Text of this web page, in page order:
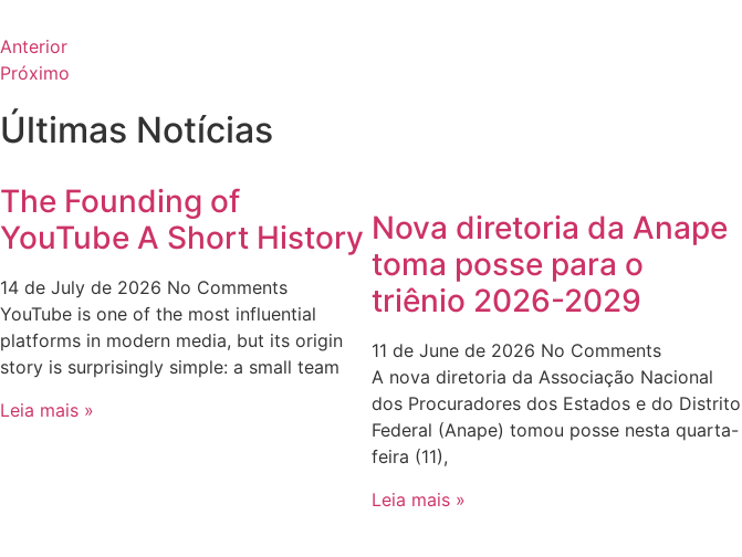
Anterior
Próximo
Últimas Notícias
The Founding of
YouTube A Short History
14 de July de 2026 No Comments
YouTube is one of the most influential
platforms in modern media, but its origin
story is surprisingly simple: a small team
Leia mais »
Nova diretoria da Anape
toma posse para o
triênio 2026-2029
11 de June de 2026 No Comments
A nova diretoria da Associação Nacional
dos Procuradores dos Estados e do Distrito
Federal (Anape) tomou posse nesta quarta-
feira (11),
Leia mais »